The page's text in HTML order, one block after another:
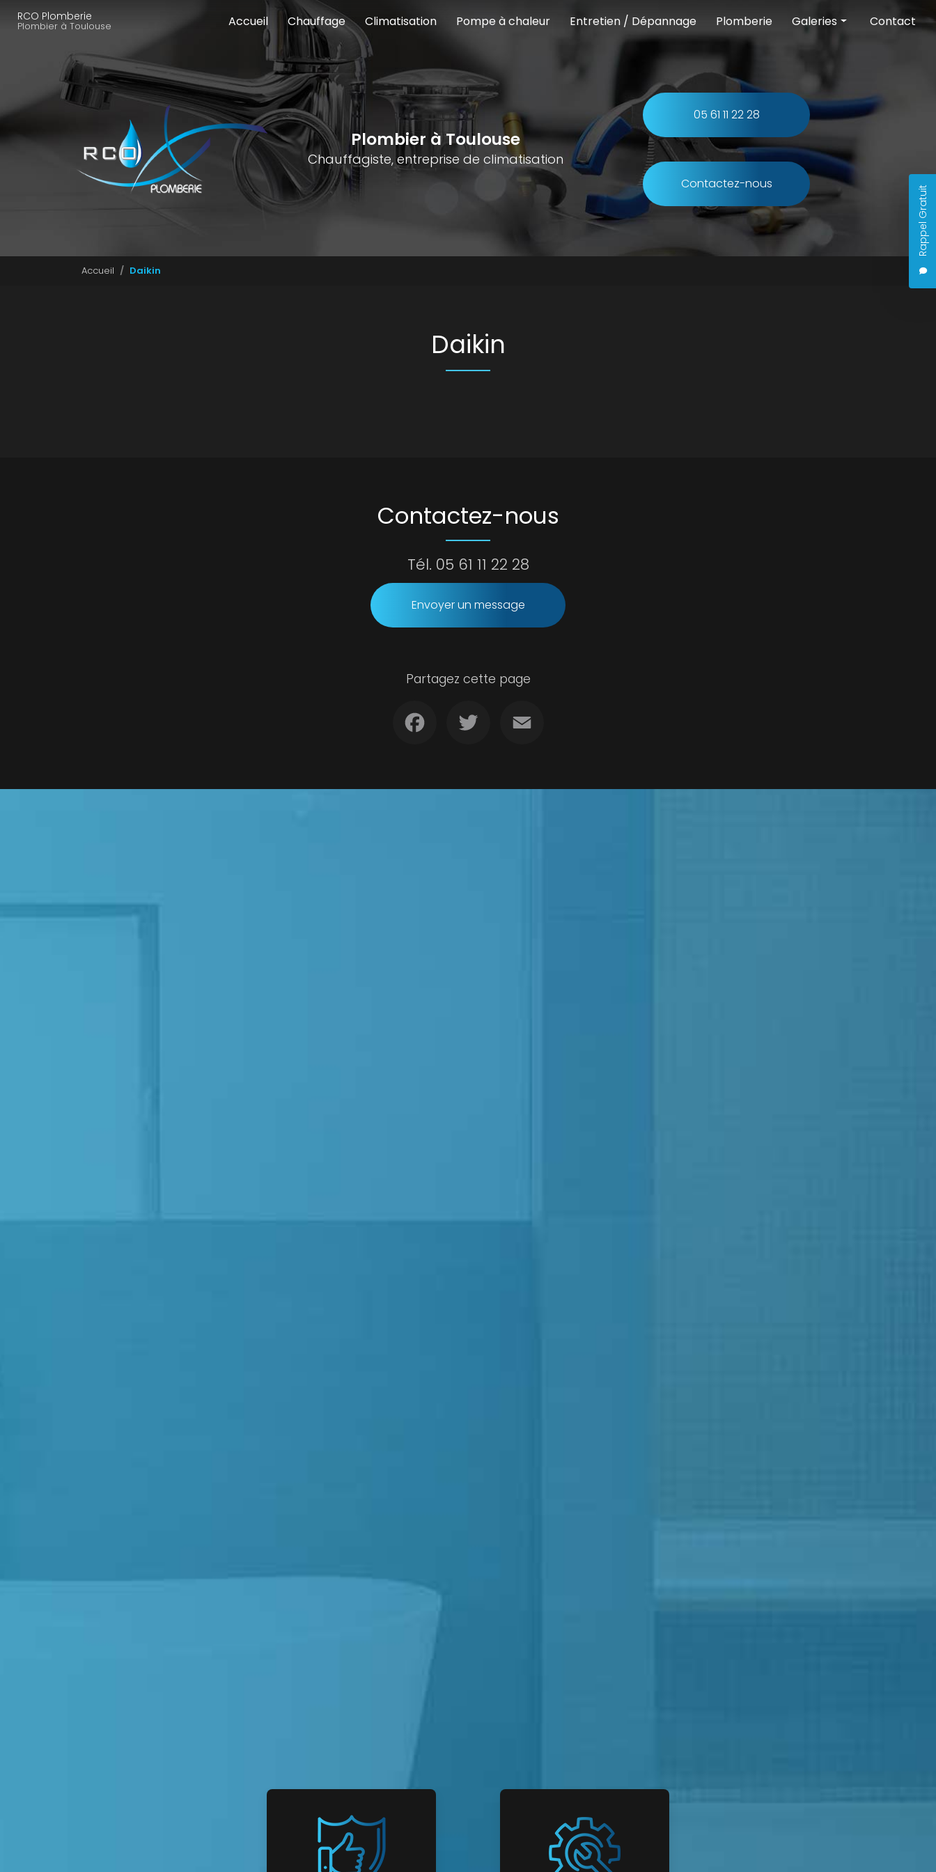
RCO Plomberie
Plombier à Toulouse
Rappel Gratuit
Accueil
Chauffage Climatisation Pompe à chaleur Entretien / Dépannage Plomberie Galeries
Pompe à chaleur
Entretien et dépannage
Plomberie
Contact
Plombier à Toulouse
Chauffagiste, entreprise de climatisation
05 61 11 22 28
Contactez-nous
Accueil Daikin
Daikin
Contactez-nous
Tél. 05 61 11 22 28
Envoyer un message
Partagez cette page